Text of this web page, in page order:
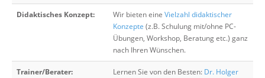
Didaktisches Konzept: Wir bieten eine Vielzahl didaktischer
Konzepte (z.B. Schulung mit/ohne PC-
Übungen, Workshop, Beratung etc.) ganz
nach Ihren Wünschen.
Trainer/Berater: Lernen Sie von den Besten: Dr. Holger